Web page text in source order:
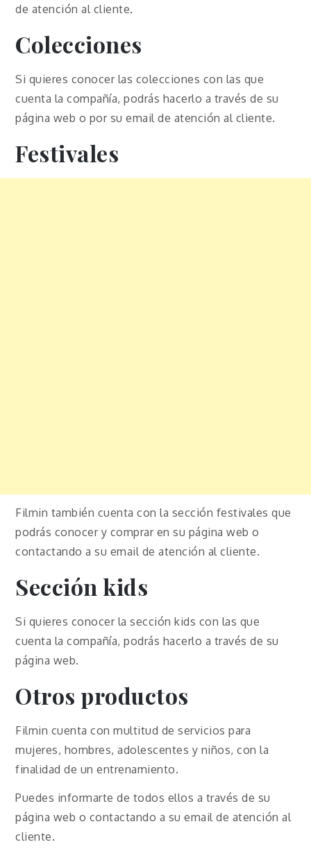
de atención al cliente.
Colecciones
Si quieres conocer las colecciones con las que
cuenta la compañía, podrás hacerlo a través de su
página web o por su email de atención al cliente.
Festivales
Filmin también cuenta con la sección festivales que
podrás conocer y comprar en su página web o
contactando a su email de atención al cliente.
Sección kids
Si quieres conocer la sección kids con las que
cuenta la compañía, podrás hacerlo a través de su
página web.
Otros productos
Filmin cuenta con multitud de servicios para
mujeres, hombres, adolescentes y niños, con la
finalidad de un entrenamiento.
Puedes informarte de todos ellos a través de su
página web o contactando a su email de atención al
cliente.